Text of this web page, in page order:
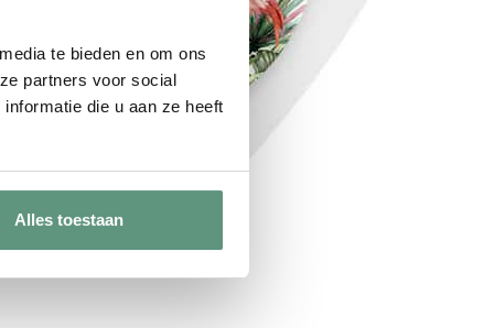
te bieden en om ons
partners voor social
die u aan ze heeft
Alles toestaan